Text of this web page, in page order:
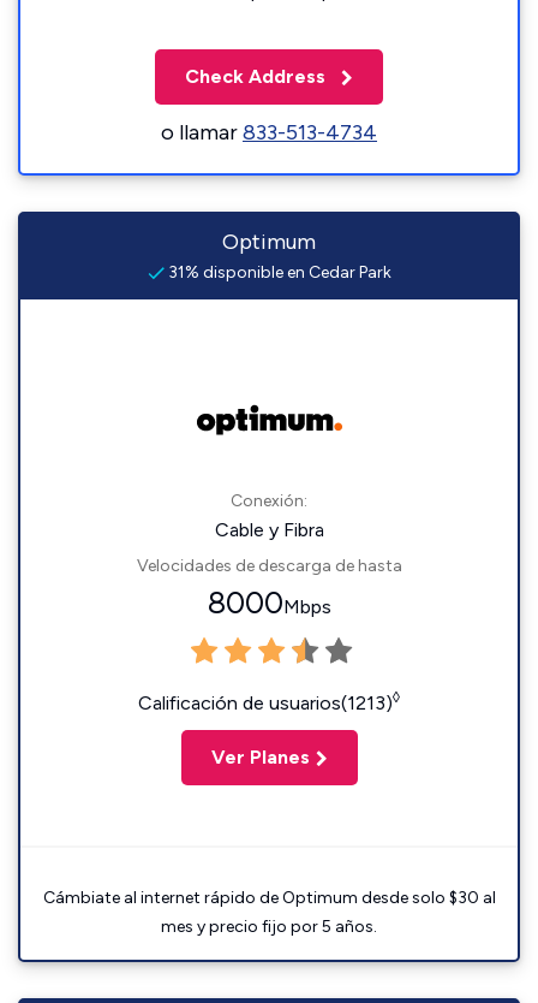
Check Address
o llamar833-513-4734
Optimum
31% disponible en Cedar Park
Conexión:
Cable y Fibra
Velocidades de descarga de hasta
8000Mbps
Calificación de usuarios(1213)◊
Ver Planes
Cámbiate al internet rápido de Optimum desde solo $30 al
mes y precio fijo por 5 años.